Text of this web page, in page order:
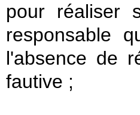
pour réaliser
responsable
l'absence de
fautive ;